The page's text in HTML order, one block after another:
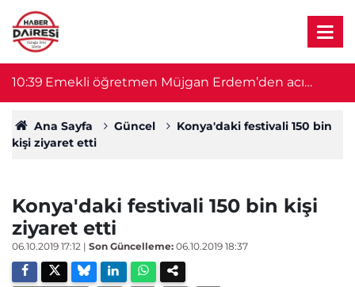
10:39 Emekli öğretmen Müjgan Erdem’den acı
haber
Ana Sayfa Güncel
Konya'daki festivali 150 bin
kişi ziyaret etti
Konya'daki festivali 150 bin kişi
ziyaret etti
06.10.2019 17:12 | Son Güncelleme: 06.10.2019 18:37